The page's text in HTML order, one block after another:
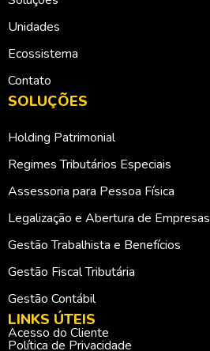
Unidades
Ecossistema
Contato
SOLUÇÕES
Holding Patrimonial
Regimes Tributários Especiais
Assessoria para Pessoa Física
Legalização e Abertura de Empresas
Gestão Trabalhista e Benefícios
Gestão Fiscal Tributária
Gestão Contábil
LINKS ÚTEIS
Acesso do Cliente
Política de Privacidade